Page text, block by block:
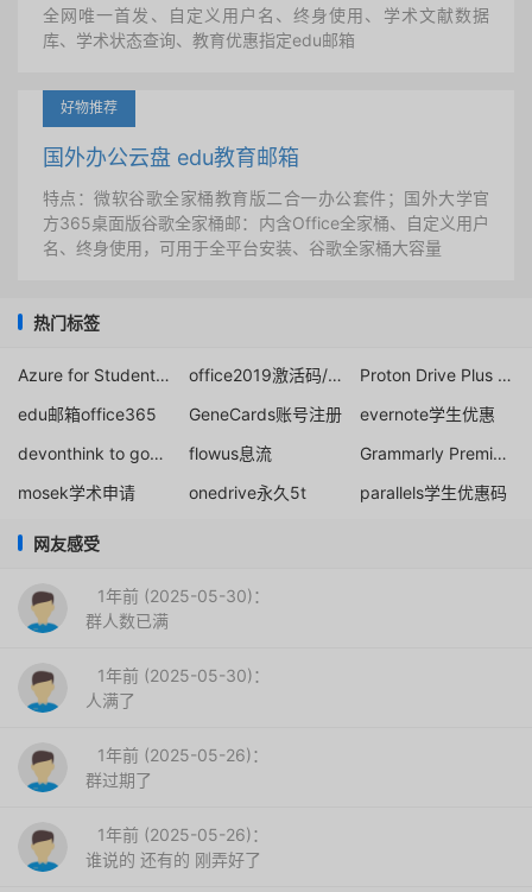
全网唯一首发、自定义用户名、终身使用、学术文献数据
库、学术状态查询、教育优惠指定edu邮箱
好物推荐
国外办公云盘 edu教育邮箱
特点：微软谷歌全家桶教育版二合一办公套件；国外大学官
方365桌面版谷歌全家桶邮：内含Office全家桶、自定义用户
名、终身使用，可用于全平台安装、谷歌全家桶大容量
热门标签
Azure for Students 申请注册 office2019激活码/密匙
Proton Drive Plus 50% off
edu邮箱office365
GeneCards账号注册
evernote学生优惠
devonthink to go正版教育优惠申请
flowus息流
Grammarly Premium高级版免费注册
mosek学术申请
onedrive永久5t parallels学生优惠码
网友感受
1年前 (2025-05-30)：
群人数已满
1年前 (2025-05-30)：
人满了
1年前 (2025-05-26)：
群过期了
1年前 (2025-05-26)：
谁说的 还有的 刚弄好了